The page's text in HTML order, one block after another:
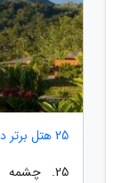
25 هتل برتر دنیا در سال 2016 (قسمت اول)
25. چشمه